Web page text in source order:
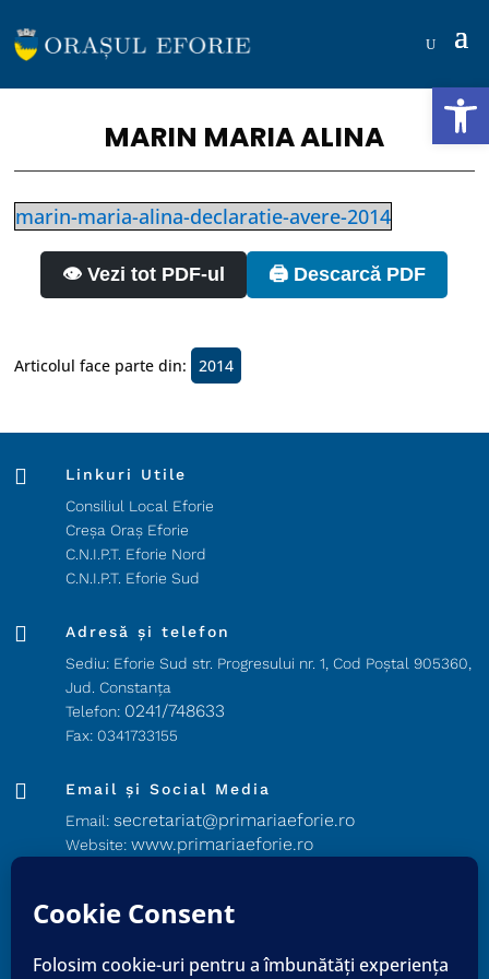
MARIN MARIA ALINA
marin-maria-alina-declaratie-avere-2014
👁️ Vezi tot PDF-ul 🖨️ Descarcă PDF
Articolul face parte din: 2014

Linkuri Utile
Consiliul Local Eforie
Creșa Oraș Eforie
C.N.I.P.T. Eforie Nord
C.N.I.P.T. Eforie Sud

Adresă și telefon
Sediu: Eforie Sud str. Progresului nr. 1, Cod Poştal 905360,
Jud. Constanţa
Telefon: 0241/748633
Fax: 0341733155

Email și Social Media
Email:secretariat@primariaeforie.ro
Website:www.primariaeforie.ro